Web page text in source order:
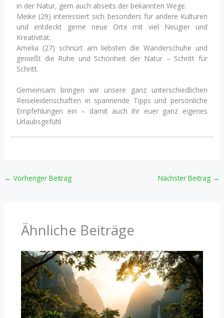
in der Natur, gern auch abseits der bekannten Wege.
Meike (29) interessiert sich besonders für andere Kulturen
und entdeckt gerne neue Orte mit viel Neugier und
Kreativität.
Amelia (27) schnürt am liebsten die Wanderschuhe und
genießt die Ruhe und Schönheit der Natur – Schritt für
Schritt.
Gemeinsam bringen wir unsere ganz unterschiedlichen
Reiseleidenschaften in spannende Tipps und persönliche
Empfehlungen ein – damit auch ihr euer ganz eigenes
Urlaubsgefühl
← Vorheriger Beitrag Nächster Beitrag →
Ähnliche Beiträge